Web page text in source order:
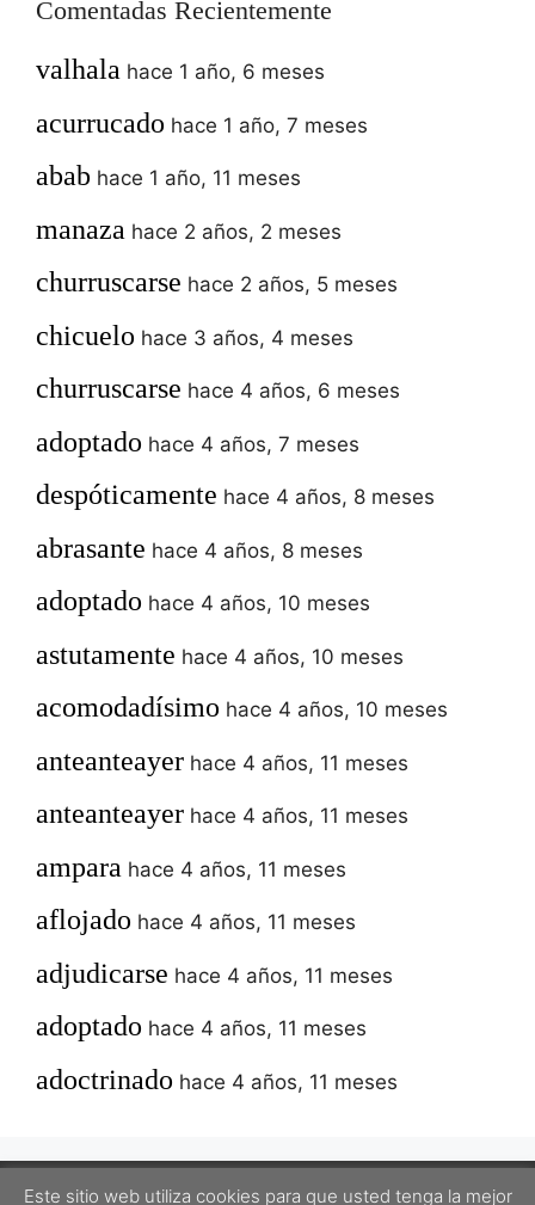
Comentadas Recientemente
valhala hace 1 año, 6 meses
acurrucado hace 1 año, 7 meses
abab hace 1 año, 11 meses
manaza hace 2 años, 2 meses
churruscarse hace 2 años, 5 meses
chicuelo hace 3 años, 4 meses
churruscarse hace 4 años, 6 meses
adoptado hace 4 años, 7 meses
despóticamente hace 4 años, 8 meses
abrasante hace 4 años, 8 meses
adoptado hace 4 años, 10 meses
astutamente hace 4 años, 10 meses
acomodadísimo hace 4 años, 10 meses
anteanteayer hace 4 años, 11 meses
anteanteayer hace 4 años, 11 meses
ampara hace 4 años, 11 meses
aflojado hace 4 años, 11 meses
adjudicarse hace 4 años, 11 meses
adoptado hace 4 años, 11 meses
adoctrinado hace 4 años, 11 meses
Este sitio web utiliza cookies para que usted tenga la mejor